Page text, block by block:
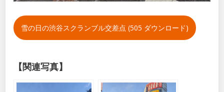
雪の日の渋谷スクランブル交差点 (505 ダウンロード)
【関連写真】